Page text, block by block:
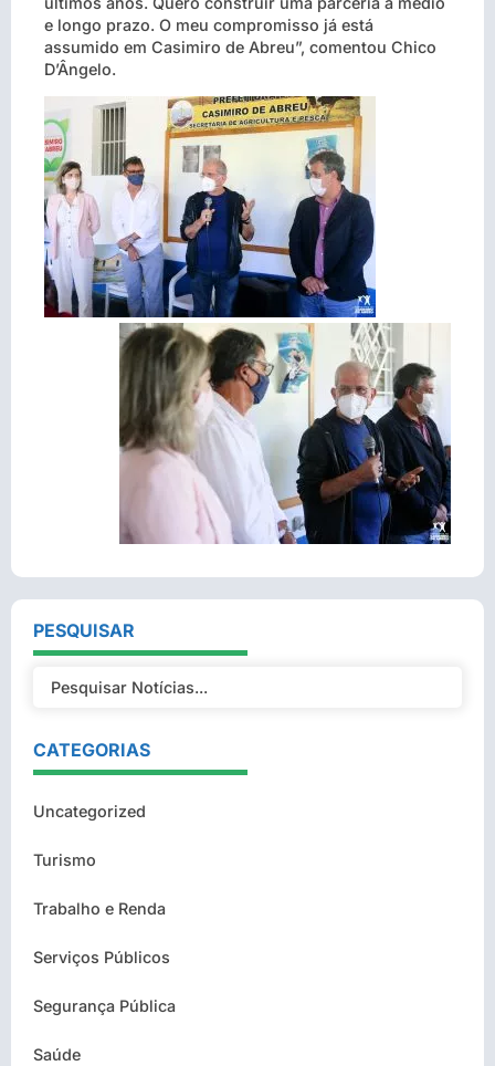
e longo prazo. O meu compromisso já está
assumido em Casimiro de Abreu”, comentou Chico
D’Ângelo.
PESQUISAR
CATEGORIAS
Uncategorized
Turismo
Trabalho e Renda
Serviços Públicos
Segurança Pública
Saúde